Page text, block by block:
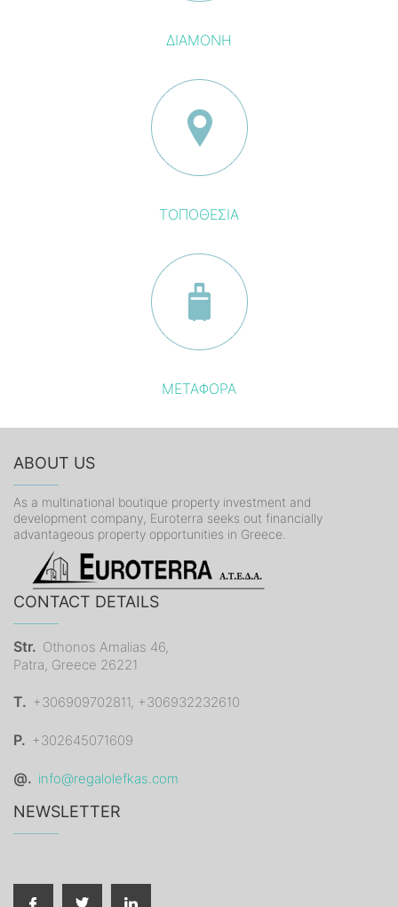
ΔΙΑΜΟΝΗ
ΤΟΠΟΘΕΣΙΑ
ΜΕΤΑΦΟΡΑ
ABOUT US
As a multinational boutique property investment and
development company, Euroterra seeks out financially
advantageous property opportunities in Greece.
CONTACT DETAILS
Str. Othonos Amalias 46,
Patra, Greece 26221
T. +306909702811, +306932232610
P. +302645071609
@. info@regalolefkas.com
NEWSLETTER